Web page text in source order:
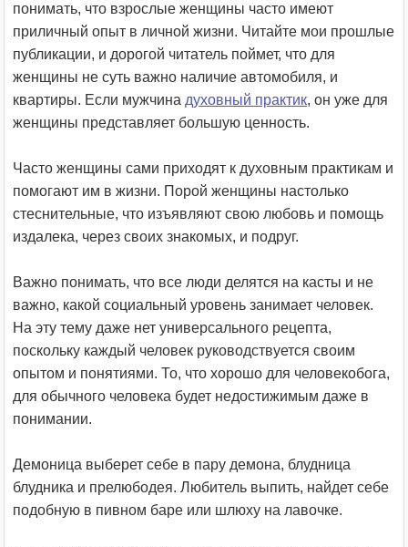
понимать, что взрослые женщины часто имеют
приличный опыт в личной жизни. Читайте мои прошлые
публикации, и дорогой читатель поймет, что для
женщины не суть важно наличие автомобиля, и
квартиры. Если мужчина духовный практик, он уже для
женщины представляет большую ценность.
Часто женщины сами приходят к духовным практикам и
помогают им в жизни. Порой женщины настолько
стеснительные, что изъявляют свою любовь и помощь
издалека, через своих знакомых, и подруг.
Важно понимать, что все люди делятся на касты и не
важно, какой социальный уровень занимает человек.
На эту тему даже нет универсального рецепта,
поскольку каждый человек руководствуется своим
опытом и понятиями. То, что хорошо для человекобога,
для обычного человека будет недостижимым даже в
понимании.
Демоница выберет себе в пару демона, блудница
блудника и прелюбодея. Любитель выпить, найдет себе
подобную в пивном баре или шлюху на лавочке.